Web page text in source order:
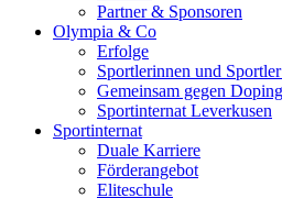
Partner & Sponsoren
Olympia & Co
Erfolge
Sportlerinnen und Sportler
Gemeinsam gegen Doping
Sportinternat Leverkusen
Sportinternat
Duale Karriere
Förderangebot
Eliteschule